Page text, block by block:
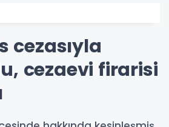
cezasıyla
cezaevi firarisi